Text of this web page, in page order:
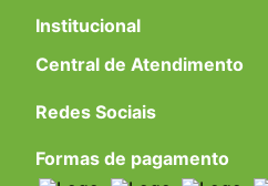
Avalie o produto de
★★★
Institucional
Central de Atendimento
Redes Sociais
Formas de pagamento